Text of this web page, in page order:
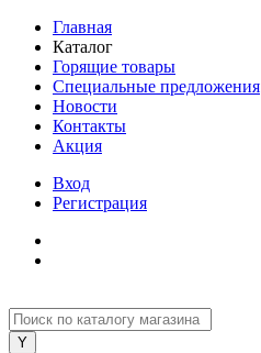
Главная
Каталог
Горящие товары
Специальные предложения
Новости
Контакты
Акция
Вход
Регистрация